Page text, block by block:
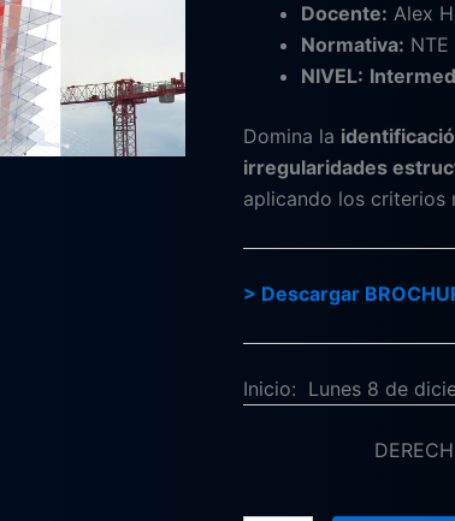
Docente: Alex
Normativa:
NIVEL:
Domina la
irregularidades
aplicando los criterios
> Descargar
Inicio: Lunes 8 de